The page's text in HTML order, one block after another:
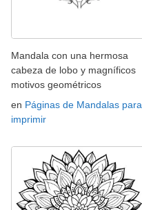
Mandala con una hermosa
cabeza de lobo y magníficos
motivos geométricos
en Páginas de Mandalas para
imprimir